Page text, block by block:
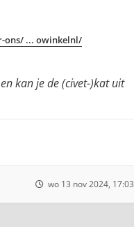
ons/ ... owinkelnl/
kan je de (civet-)kat uit
wo 13 nov 2024, 17:03